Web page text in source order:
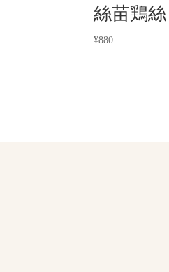
絲苗鶏絲
¥880